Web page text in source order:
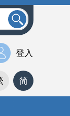
登入
简